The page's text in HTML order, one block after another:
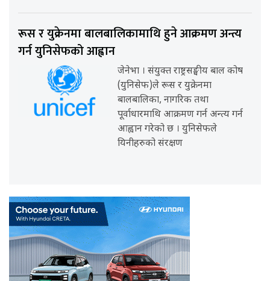
रूस र युक्रेनमा बालबालिकामाथि हुने आक्रमण अन्त्य
गर्न युनिसेफको आह्वान
जेनेभा । संयुक्त राष्ट्रसङ्घीय बाल कोष
(युनिसेफ)ले रूस र युक्रेनमा
बालबालिका, नागरिक तथा
पूर्वाधारमाथि आक्रमण गर्न अन्त्य गर्न
आह्वान गरेको छ । युनिसेफले
यिनीहरुको संरक्षण